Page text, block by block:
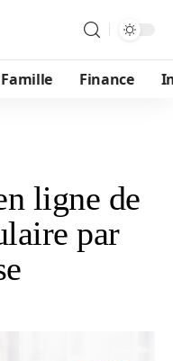
Famille Finance
ligne de
par